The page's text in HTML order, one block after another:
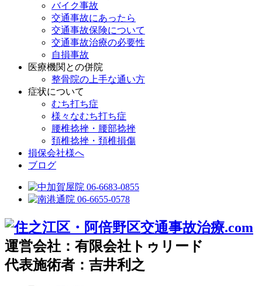
バイク事故
交通事故にあったら
交通事故保険について
交通事故治療の必要性
自損事故
医療機関との併院
整骨院の上手な通い方
症状について
むち打ち症
様々なむち打ち症
腰椎捻挫・腰部捻挫
頚椎捻挫・頚椎損傷
損保会社様へ
ブログ
運営会社：有限会社トゥリード
代表施術者：吉井利之